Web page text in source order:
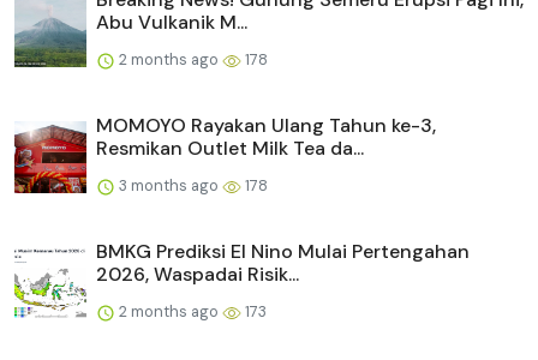
Abu Vulkanik M...
2 months ago 178
MOMOYO Rayakan Ulang Tahun ke-3,
Resmikan Outlet Milk Tea da...
3 months ago 178
BMKG Prediksi El Nino Mulai Pertengahan
2026, Waspadai Risik...
2 months ago 173